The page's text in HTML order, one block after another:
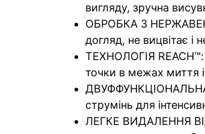
вигляду, зручна
ОБРОБКА З
догляд, не вицвітає і
ТЕХНОЛОГІЯ REACH™:
точки в межах миття і
ДВУФФУНКЦІОНАЛЬНА
струмінь для
ЛЕГКЕ ВИДАЛЕННЯ